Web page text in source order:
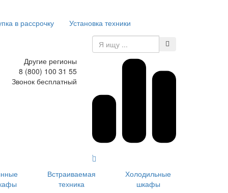
в рассрочку
Установка техники
Другие регионы
8 (800) 100 31 55
Звонок бесплатный
Встраиваемая
техника
Холодильные
шкафы